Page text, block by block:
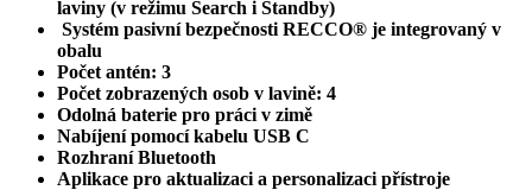
laviny (v režimu Search i Standby)
Systém pasivní bezpečnosti RECCO® je integrovaný v
obalu
Počet antén: 3
Počet zobrazených osob v lavině: 4
Odolná baterie pro práci v zimě
Nabíjení pomocí kabelu USB C
Rozhraní Bluetooth
Aplikace pro aktualizaci a personalizaci přístroje